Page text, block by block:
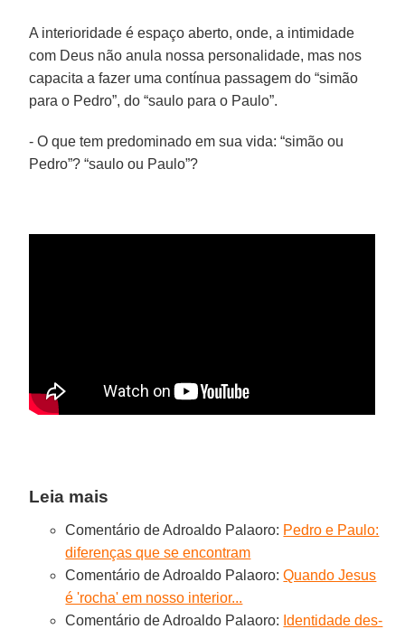
A interioridade é espaço aberto, onde, a intimidade
com Deus não anula nossa personalidade, mas nos
capacita a fazer uma contínua passagem do “simão
para o Pedro”, do “saulo para o Paulo”.
- O que tem predominado em sua vida: “simão ou
Pedro”? “saulo ou Paulo”?
Leia mais
Comentário de Adroaldo Palaoro: Pedro e Paulo:
diferenças que se encontram
Comentário de Adroaldo Palaoro:Quando Jesus
é 'rocha' em nosso interior...
Comentário de Adroaldo Palaoro: Identidade des-